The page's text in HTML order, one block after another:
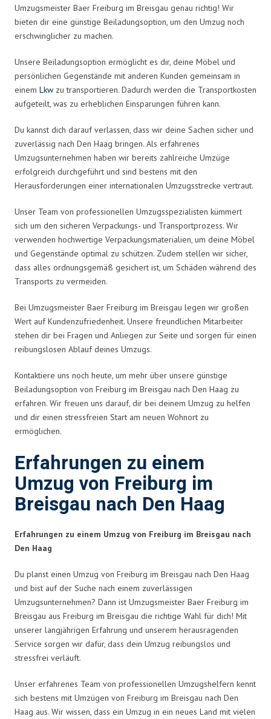
Umzugsmeister Baer Freiburg im Breisgau genau richtig! Wir
bieten dir eine günstige Beiladungsoption, um den Umzug noch
erschwinglicher zu machen.
Unsere Beiladungsoption ermöglicht es dir, deine Möbel und
persönlichen Gegenstände mit anderen Kunden gemeinsam in
einem Lkw zu transportieren. Dadurch werden die Transportkosten
aufgeteilt, was zu erheblichen Einsparungen führen kann.
Du kannst dich darauf verlassen, dass wir deine Sachen sicher und
zuverlässig nach Den Haag bringen. Als erfahrenes
Umzugsunternehmen haben wir bereits zahlreiche Umzüge
erfolgreich durchgeführt und sind bestens mit den
Herausforderungen einer internationalen Umzugsstrecke vertraut.
Unser Team von professionellen Umzugsspezialisten kümmert
sich um den sicheren Verpackungs- und Transportprozess. Wir
verwenden hochwertige Verpackungsmaterialien, um deine Möbel
und Gegenstände optimal zu schützen. Zudem stellen wir sicher,
dass alles ordnungsgemäß gesichert ist, um Schäden während des
Transports zu vermeiden.
Bei Umzugsmeister Baer Freiburg im Breisgau legen wir großen
Wert auf Kundenzufriedenheit. Unsere freundlichen Mitarbeiter
stehen dir bei Fragen und Anliegen zur Seite und sorgen für einen
reibungslosen Ablauf deines Umzugs.
Kontaktiere uns noch heute, um mehr über unsere günstige
Beiladungsoption von Freiburg im Breisgau nach Den Haag zu
erfahren. Wir freuen uns darauf, dir bei deinem Umzug zu helfen
und dir einen stressfreien Start am neuen Wohnort zu
ermöglichen.
Erfahrungen zu einem
Umzug von Freiburg im
Breisgau nach Den Haag
Erfahrungen zu einem Umzug von Freiburg im Breisgau nach
Den Haag
Du planst einen Umzug von Freiburg im Breisgau nach Den Haag
und bist auf der Suche nach einem zuverlässigen
Umzugsunternehmen? Dann ist Umzugsmeister Baer Freiburg im
Breisgau aus Freiburg im Breisgau die richtige Wahl für dich! Mit
unserer langjährigen Erfahrung und unserem herausragenden
Service sorgen wir dafür, dass dein Umzug reibungslos und
stressfrei verläuft.
Unser erfahrenes Team von professionellen Umzugshelfern kennt
sich bestens mit Umzügen von Freiburg im Breisgau nach Den
Haag aus. Wir wissen, dass ein Umzug in ein neues Land mit vielen